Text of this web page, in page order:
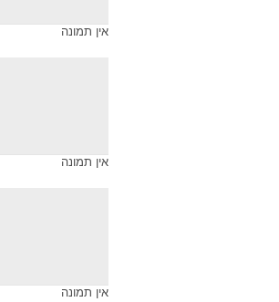
אין תמונה
אין תמונה
אין תמונה